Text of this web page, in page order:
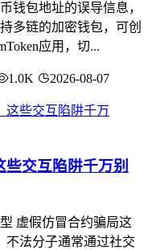
钱包地址的误导信息，
多链的加密钱包，可创
应用，切...
1.0K 2026-08-07
交互陷阱千万别
虚假仿冒合约骗局这
不法分子通常通过社交